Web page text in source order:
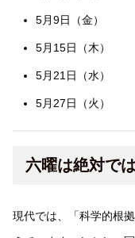
5月9日（金）
5月15日（木）
5月21日（水）
5月27日（火）
六曜は絶対で
現代では、「科学的根